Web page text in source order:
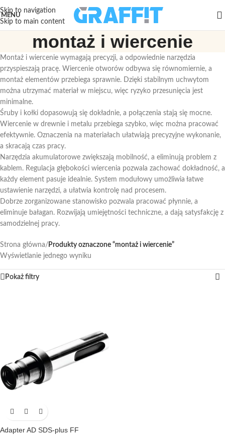
Skip to navigation
Skip to main content
MENU
montaż i wiercenie
Montaż i wiercenie wymagają precyzji, a odpowiednie narzędzia
przyspieszają pracę. Wiercenie otworów odbywa się równomiernie, a
montaż elementów przebiega sprawnie. Dzięki stabilnym uchwytom
można utrzymać materiał w miejscu, więc ryzyko przesunięcia jest
minimalne.
Śruby i kołki dopasowują się dokładnie, a połączenia stają się mocne.
Wiercenie w drewnie i metalu przebiega szybko, więc można pracować
efektywnie. Oznaczenia na materiałach ułatwiają precyzyjne wykonanie,
a skracają czas pracy.
Narzędzia akumulatorowe zwiększają mobilność, a eliminują problem z
kablem. Regulacja głębokości wiercenia pozwala zachować dokładność, a
każdy element pasuje idealnie. System modułowy umożliwia łatwe
ustawienie narzędzi, a ułatwia kontrolę nad procesem.
Dobrze zorganizowane stanowisko pozwala pracować płynnie, a
eliminuje bałagan. Rozwijają umiejętności techniczne, a dają satysfakcję z
samodzielnej pracy.
Strona główna/ Produkty oznaczone “montaż i wiercenie”
Wyświetlanie jednego wyniku
Pokaż filtry
Adapter AD SDS-plus FF